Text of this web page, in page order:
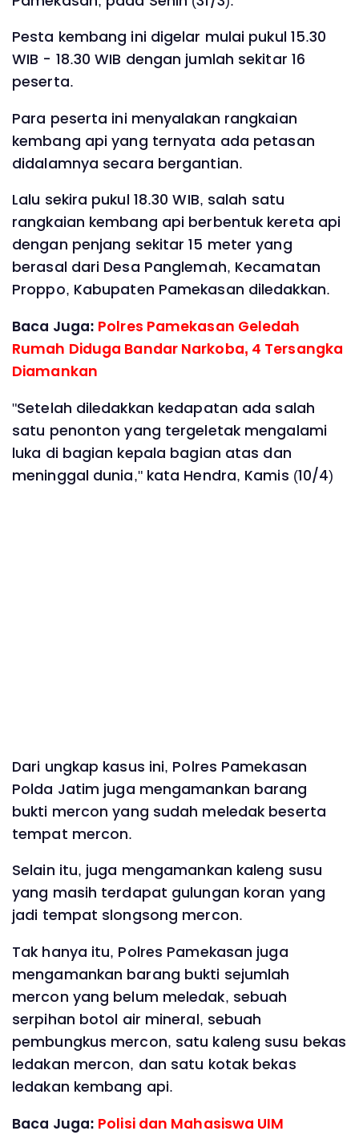
Pesta kembang ini digelar mulai pukul 15.30
WIB - 18.30 WIB dengan jumlah sekitar 16
peserta.
Para peserta ini menyalakan rangkaian
kembang api yang ternyata ada petasan
didalamnya secara bergantian.
Lalu sekira pukul 18.30 WIB, salah satu
rangkaian kembang api berbentuk kereta api
dengan penjang sekitar 15 meter yang
berasal dari Desa Panglemah, Kecamatan
Proppo, Kabupaten Pamekasan diledakkan.
Baca Juga: Polres Pamekasan Geledah
Rumah Diduga Bandar Narkoba, 4 Tersangka
Diamankan
"Setelah diledakkan kedapatan ada salah
satu penonton yang tergeletak mengalami
luka di bagian kepala bagian atas dan
meninggal dunia," kata Hendra, Kamis (10/4)
Dari ungkap kasus ini, Polres Pamekasan
Polda Jatim juga mengamankan barang
bukti mercon yang sudah meledak beserta
tempat mercon.
Selain itu, juga mengamankan kaleng susu
yang masih terdapat gulungan koran yang
jadi tempat slongsong mercon.
Tak hanya itu, Polres Pamekasan juga
mengamankan barang bukti sejumlah
mercon yang belum meledak, sebuah
serpihan botol air mineral, sebuah
pembungkus mercon, satu kaleng susu bekas
ledakan mercon, dan satu kotak bekas
ledakan kembang api.
Baca Juga: Polisi dan Mahasiswa UIM